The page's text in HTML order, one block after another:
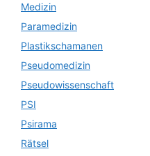
Medizin
Paramedizin
Plastikschamanen
Pseudomedizin
Pseudowissenschaft
PSI
Psirama
Rätsel